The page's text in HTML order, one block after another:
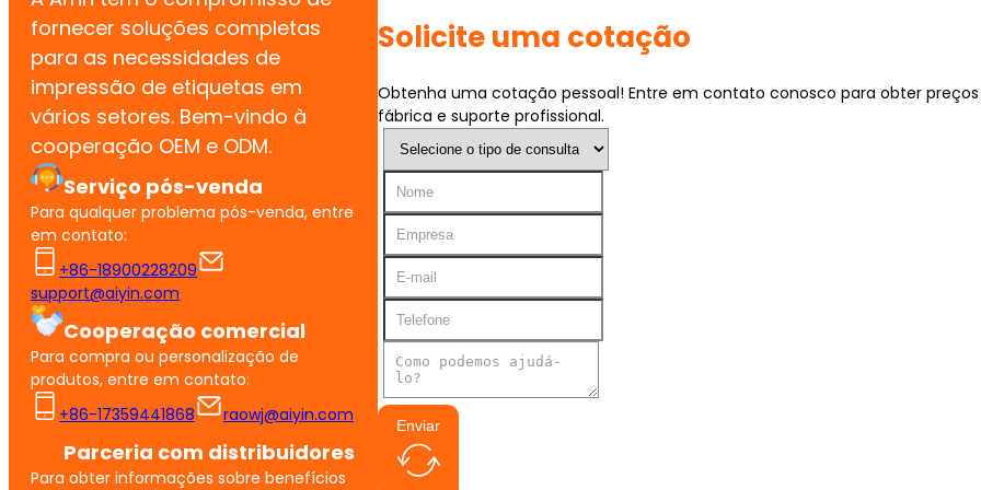
fornecer soluções completas
para as necessidades de
impressão de etiquetas em
vários setores. Bem-vindo à
cooperação OEM e ODM.
Serviço pós-venda
Para qualquer problema pós-venda, entre
em contato:
+86-18900228209
support@aiyin.com
Cooperação comercial
Para compra ou personalização de
produtos, entre em contato:
+86-17359441868
raowj@aiyin.com
Parceria com distribuidores
Para obter informações sobre benefícios
Solicite uma cotação
Obtenha uma cotação pessoal! Entre em contato conosco para obter
fábrica e suporte profissional.
Enviar